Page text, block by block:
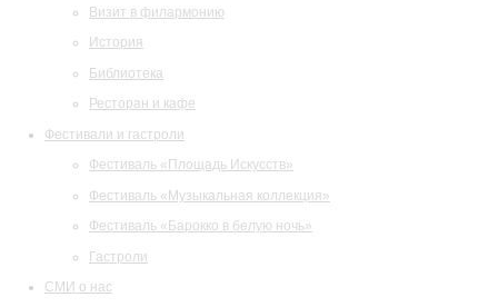
Визит в филармонию
История
Библиотека
Ресторан и кафе
Фестивали и гастроли
Фестиваль «Площадь Искусств»
Фестиваль «Музыкальная коллекция»
Фестиваль «Барокко в белую ночь»
Гастроли
СМИ о нас